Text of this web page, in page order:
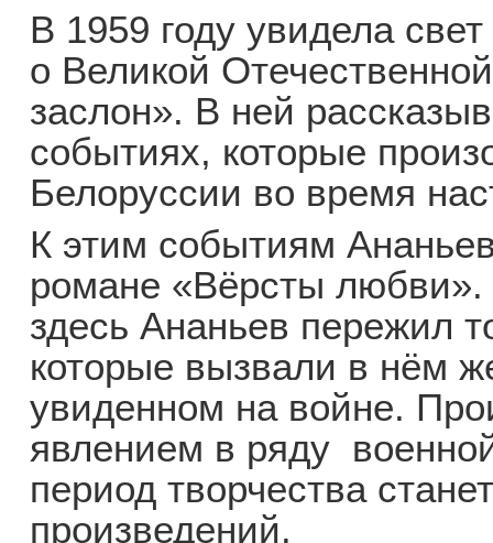
В 1959 году увидела
о Великой
заслон». В ней
событиях, которые
Белоруссии во время
К этим событиям
романе «Вёрсты
здесь Ананьев пережил
которые вызвали в нём
увиденном на войне.
явлением в ряду
период творчества
произведений.